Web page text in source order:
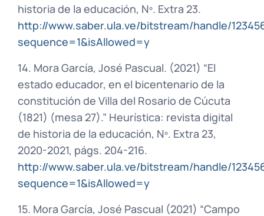
historia de la educación, Nº. Extra 23.
http://www.saber.ula.ve/bitstream/handle/
sequence=1&isAllowed=y
14. Mora García, José Pascual. (2021) “El
estado educador, en el bicentenario de la
constitución de Villa del Rosario de Cúcuta
(1821) (mesa 27).” Heurística: revista digital
de historia de la educación, Nº. Extra 23,
2020-2021, págs. 204-216.
http://www.saber.ula.ve/bitstream/handle/
sequence=1&isAllowed=y
15. Mora García, José Pascual (2021) “Campo